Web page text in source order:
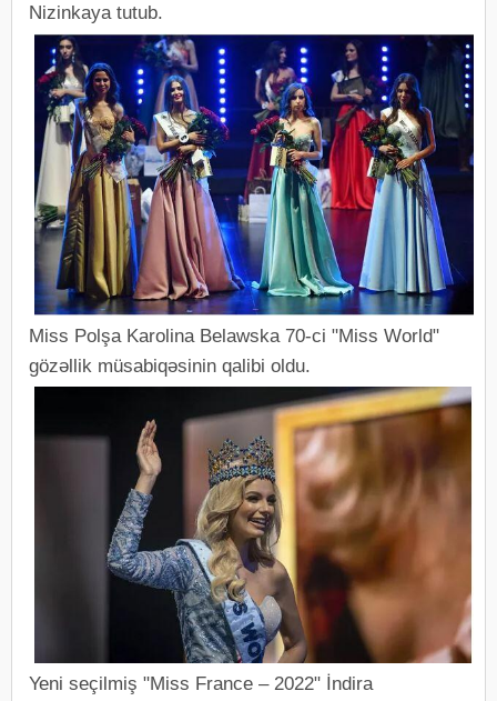
Nizinkaya tutub.
Miss Polşa Karolina Belawska 70-ci "Miss World"
gözəllik müsabiqəsinin qalibi oldu.
Yeni seçilmiş "Miss France – 2022" İndira